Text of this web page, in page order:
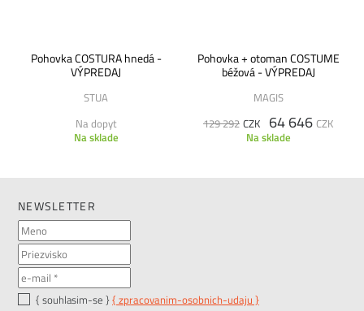
Pohovka COSTURA hnedá -
VÝPREDAJ
STUA
Na dopyt
Na sklade
Pohovka + otoman COSTUME
béžová - VÝPREDAJ
MAGIS
129 292 CZK 64 646 CZK
Na sklade
NEWSLETTER
{ souhlasim-se } { zpracovanim-osobnich-udaju }